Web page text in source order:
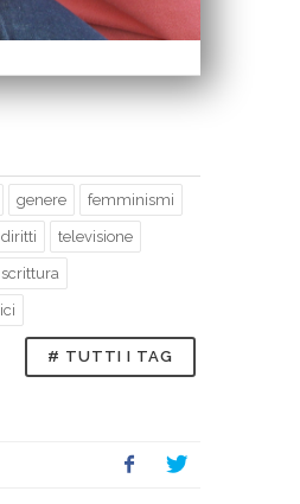
genere femminismi
diritti televisione
scrittura
# TUTTI I TAG